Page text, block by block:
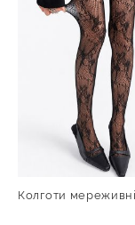
Колготи мереживні